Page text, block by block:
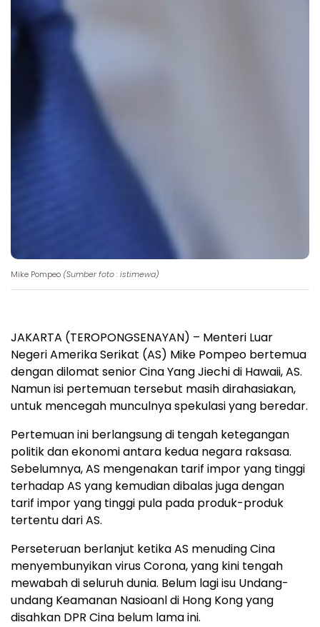
Mike Pompeo (Sumber foto : istimewa)
JAKARTA (TEROPONGSENAYAN) – Menteri Luar
Negeri Amerika Serikat (AS) Mike Pompeo bertemua
dengan dilomat senior Cina Yang Jiechi di Hawaii, AS.
Namun isi pertemuan tersebut masih dirahasiakan,
untuk mencegah munculnya spekulasi yang beredar.
Pertemuan ini berlangsung di tengah ketegangan
politik dan ekonomi antara kedua negara raksasa.
Sebelumnya, AS mengenakan tarif impor yang tinggi
terhadap AS yang kemudian dibalas juga dengan
tarif impor yang tinggi pula pada produk-produk
tertentu dari AS.
Perseteruan berlanjut ketika AS menuding Cina
menyembunyikan virus Corona, yang kini tengah
mewabah di seluruh dunia. Belum lagi isu Undang-
undang Keamanan Nasioanl di Hong Kong yang
disahkan DPR Cina belum lama ini.